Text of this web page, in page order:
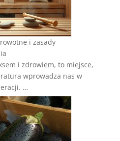
i zasady
i zdrowiem, to miejsce,
wprowadza nas w
…